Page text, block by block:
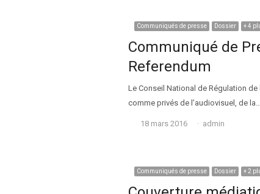
Communiqués de presse Dossier + 4
Communiqué de
Referendum
Le Conseil National de Régulation
comme privés de l’audiovisuel, de la…
18 mars 2016 Auteur
admin
Communiqués de presse Dossier + 2